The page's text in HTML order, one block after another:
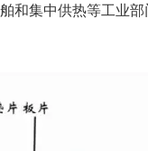
和集中供热等工业部